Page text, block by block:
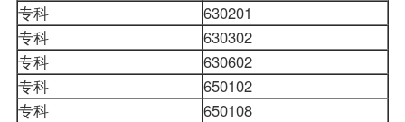
专科
630201
专科
630302
专科
630602
专科
650102
专科
650108